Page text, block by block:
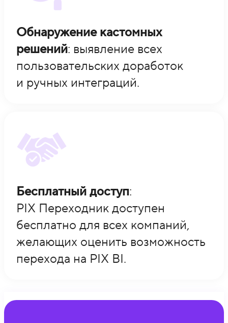
Обнаружение кастомных
решений: выявление всех
пользовательских доработок
и ручных интеграций.
Бесплатный доступ:
PIX Переходник доступен
бесплатно для всех компаний,
желающих оценить возможность
перехода на PIX BI.